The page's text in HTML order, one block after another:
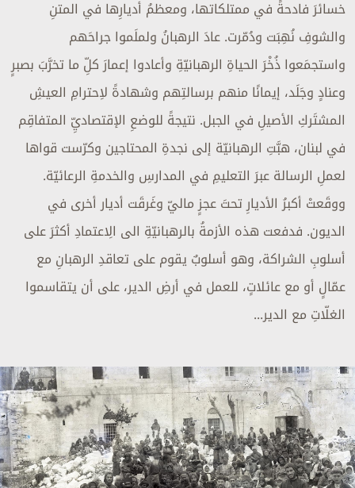
خسائرَ فادحةً في ممتلكاتها، ومعظمُ أديارِها في المتنِ
والشوفِ نُهِبَت ودُمّرت. عادَ الرهبانُ ولملَموا جراحَهم
واستجمَعوا ذُخْرَ الحياةِ الرهبانيّةِ وأعادوا إعمارَ كلِّ ما تخرَّبَ بصبرٍ
وعنادٍ وجَلَد، إيمانًا منهم برسالتِهم وشهادةً لاِحترامِ العيشِ
المشتَركِ الأصيلِ في الجبل. نتيجةً للوضعِ الإقتصاديِّ المتفاقِم
في لبنان، هبَّتِ الرهبانيّة إلى نجدةِ المحتاجين وكرّست قواها
لعملِ الرسالة عبرَ التعليمِ في المدارسِ والخدمةِ الرعائيّة.
ووقَعتْ أكبرُ الأديارِ تحتَ عجزٍ ماليّ وغَرقَت أديار أخرى في
الديون. فدفعت هذه الأزمةُ بالرهبانيّةِ الى الِاعتمادِ أكثرَ على
أسلوبِ الشراكة، وهو أسلوبٌ يقوم على تعاقدِ الرهبانِ مع
عمّالٍ أو مع عائلاتٍ، للعمل في أرضِ الدير، على أن يتقاسموا
الغلّاتِ مع الدير...